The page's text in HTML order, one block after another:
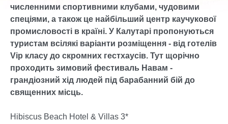
численними спортивними клубами, чудовими
спеціями, а також це найбільший центр каучукової
промисловості в країні. У Калутарі пропонуються
туристам всілякі варіанти розміщення - від готелів
Vip класу до скромних гестхаусів. Тут щорічно
проходить зимовий фестиваль Навам -
грандіозний хід людей під барабанний бій до
священних місць.
Hibiscus Beach Hotel & Villas 3*